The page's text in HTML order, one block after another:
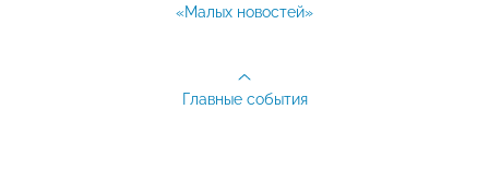
«Малых новостей»
Главные события